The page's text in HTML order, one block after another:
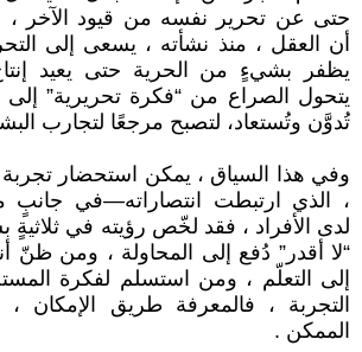
حتى عن تحرير نفسه من قيود الآخر ،
أن العقل ، منذ نشأته ، يسعى إلى
يظفر بشيءٍ من الحرية حتى يعيد
يتحول الصراع من “فكرة تحريرية” إلى
تُدوَّن وتُستعاد، لتصبح مرجعًا لتجارب
وفي هذا السياق ، يمكن استحضار تجربة
، الذي ارتبطت انتصاراته—في جانبٍ
لدى الأفراد ، فقد لخّص رؤيته في
“لا أقدر” دُفع إلى المحاولة ، ومن ظنّ
إلى التعلّم ، ومن استسلم لفكرة
التجربة ، فالمعرفة طريق الإمكان ،
الممكن .